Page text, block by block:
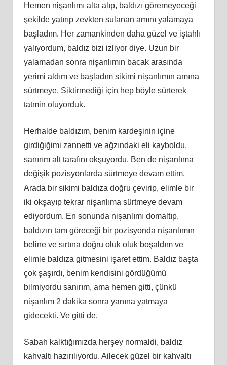
Hemen nişanlımı alta alıp, baldızı göremeyeceği
şekilde yatırıp zevkten sulanan amını yalamaya
başladım. Her zamankinden daha güzel ve iştahlı
yalıyordum, baldız bizi izliyor diye. Uzun bir
yalamadan sonra nişanlımın bacak arasında
yerimi aldım ve başladım sikimi nişanlımın amına
sürtmeye. Siktirmediği için hep böyle sürterek
tatmin oluyorduk.
Herhalde baldızım, benim kardeşinin içine
girdiğiğimi zannetti ve ağzındaki eli kayboldu,
sanırım alt tarafını okşuyordu. Ben de nişanlıma
değişik pozisyonlarda sürtmeye devam ettim.
Arada bir sikimi baldıza doğru çevirip, elimle bir
iki okşayıp tekrar nişanlıma sürtmeye devam
ediyordum. En sonunda nişanlımı domaltıp,
baldızın tam göreceği bir pozisyonda nişanlımın
beline ve sırtına doğru oluk oluk boşaldım ve
elimle baldıza gitmesini işaret ettim. Baldız başta
çok şaşırdı, benim kendisini gördüğümü
bilmiyordu sanırım, ama hemen gitti, çünkü
nişanlım 2 dakika sonra yanına yatmaya
gidecekti. Ve gitti de.
Sabah kalktığımızda herşey normaldi, baldız
kahvaltı hazırılıyordu. Ailecek güzel bir kahvaltı